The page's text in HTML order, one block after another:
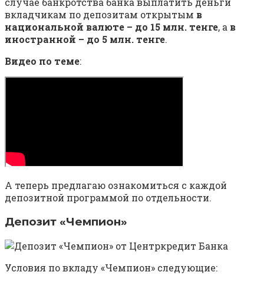
вкладчикам по депозитам открытым в
национальной валюте – до 15 млн. тенге, а в
иностранной – до 5 млн. тенге.
Видео по теме:
А теперь предлагаю ознакомиться с каждой
депозитной программой по отдельности.
Депозит «Чемпион»
Условия по вкладу «Чемпион» следующие: